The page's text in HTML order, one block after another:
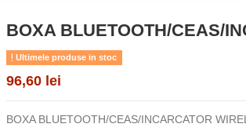
BOXA BLUETOOTH/CEAS/
Ultimele produse in stoc
96,60 lei
BOXA BLUETOOTH/CEAS/INCARCATOR